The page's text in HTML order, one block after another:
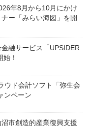
年8月から10月にかけ
ー「みらい海図」を開
融サービス「UPSIDER
！
ウド会計ソフト「弥生会
ンペーン
沼市創造的産業復興支援